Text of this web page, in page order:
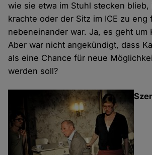
wie sie etwa im Stuhl stecken blieb,
krachte oder der Sitz im ICE zu eng
nebeneinander war. Ja, es geht um
Aber war nicht angekündigt, dass
als eine Chance für neue
werden soll?